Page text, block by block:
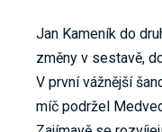
Jan Kameník do
změny v sestavě,
V první vážnější
míč podržel